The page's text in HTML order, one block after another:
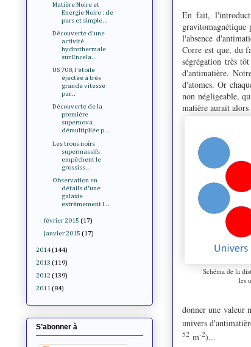
En fait,
gravitomagnétique
l'absence
Corre est que, du
ségrégation très
d'antimatière.
d'atomes. Or
non négligeable,
matière aurait
Schéma de la
les
donner une valeur
univers
52 m-2)...
Matière Noire et
Energie Noire : de
purs et simple...
Découverte d'une
activité
hydrothermale
sur Encela...
US 708, l'étoile
éjectée à très
grande vitesse
par...
Découverte de la
première
supernova
démultipliée p...
Les trous noirs
supermassifs
empêchent le
grossiss...
Observation en
détails d'une
galaxie
extrêmement l...
février 2015 (17)
janvier 2015 (17)
2014 (144)
2013 (119)
2012 (139)
2011 (84)
S’abonner à